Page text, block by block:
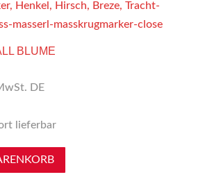
BLUME
DE
lieferbar